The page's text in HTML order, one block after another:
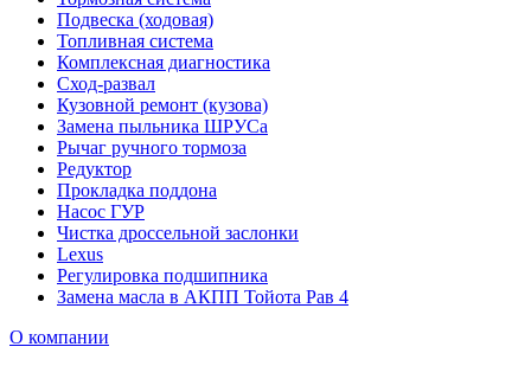
Подвеска (ходовая)
Топливная система
Комплексная диагностика
Сход-развал
Кузовной ремонт (кузова)
Замена пыльника ШРУСа
Рычаг ручного тормоза
Редуктор
Прокладка поддона
Насос ГУР
Чистка дроссельной заслонки
Lexus
Регулировка подшипника
Замена масла в АКПП Тойота Рав 4
О компании